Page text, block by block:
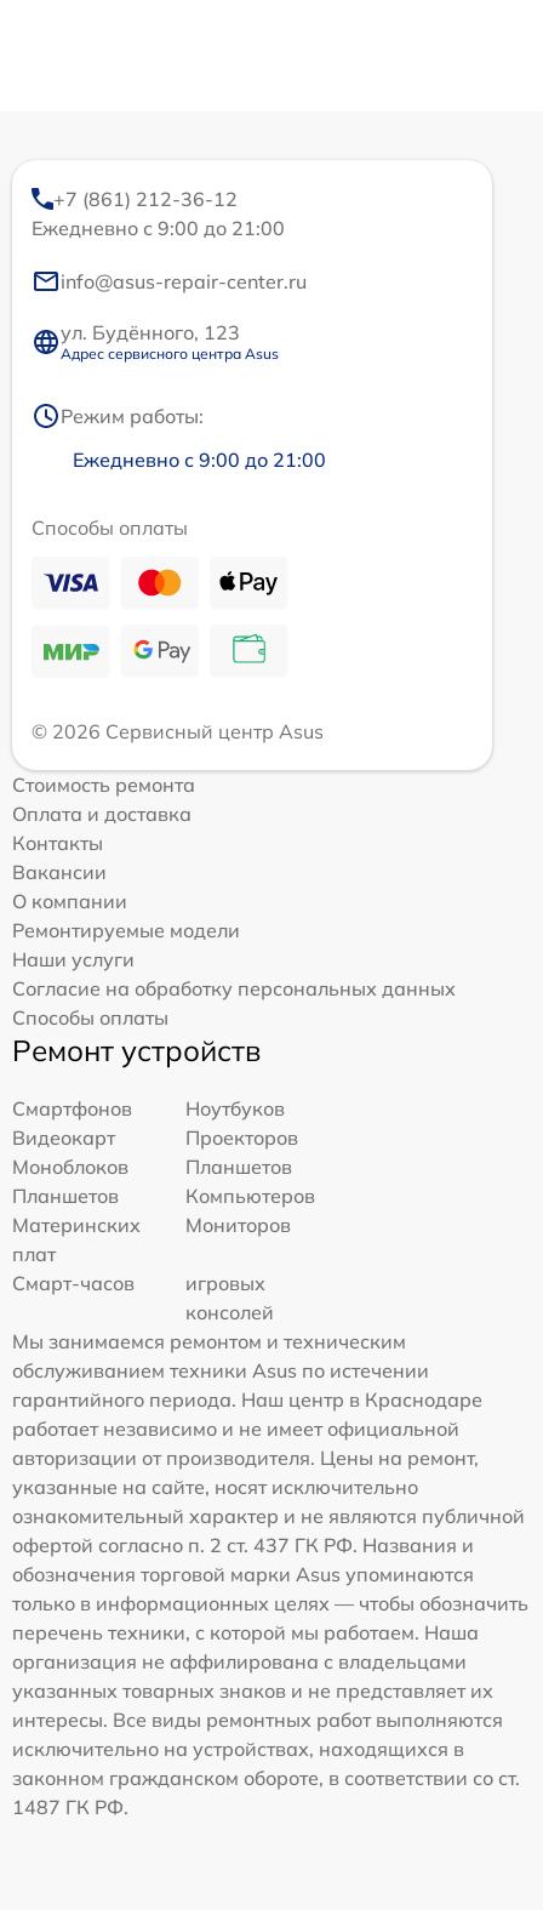
+7 (861) 212-36-12
Ежедневно с 9:00 до 21:00
info@asus-repair-center.ru
ул. Будённого, 123
Адрес сервисного центра Asus
Режим работы:
Ежедневно с 9:00 до 21:00
Способы оплаты
© 2026 Сервисный центр Asus
Стоимость ремонта
Оплата и доставка
Контакты
Вакансии
О компании
Ремонтируемые модели
Наши услуги
Согласие на обработку персональных данных
Способы оплаты
Ремонт устройств
Смартфонов
Ноутбуков
Видеокарт
Проекторов
Моноблоков
Планшетов
Планшетов
Компьютеров
Материнских
плат
Мониторов
Смарт-часов
игровых
консолей
Мы занимаемся ремонтом и техническим
обслуживанием техники Asus по истечении
гарантийного периода. Наш центр в Краснодаре
работает независимо и не имеет официальной
авторизации от производителя. Цены на ремонт,
указанные на сайте, носят исключительно
ознакомительный характер и не являются публичной
офертой согласно п. 2 ст. 437 ГК РФ. Названия и
обозначения торговой марки Asus упоминаются
только в информационных целях — чтобы обозначить
перечень техники, с которой мы работаем. Наша
организация не аффилирована с владельцами
указанных товарных знаков и не представляет их
интересы. Все виды ремонтных работ выполняются
исключительно на устройствах, находящихся в
законном гражданском обороте, в соответствии со ст.
1487 ГК РФ.